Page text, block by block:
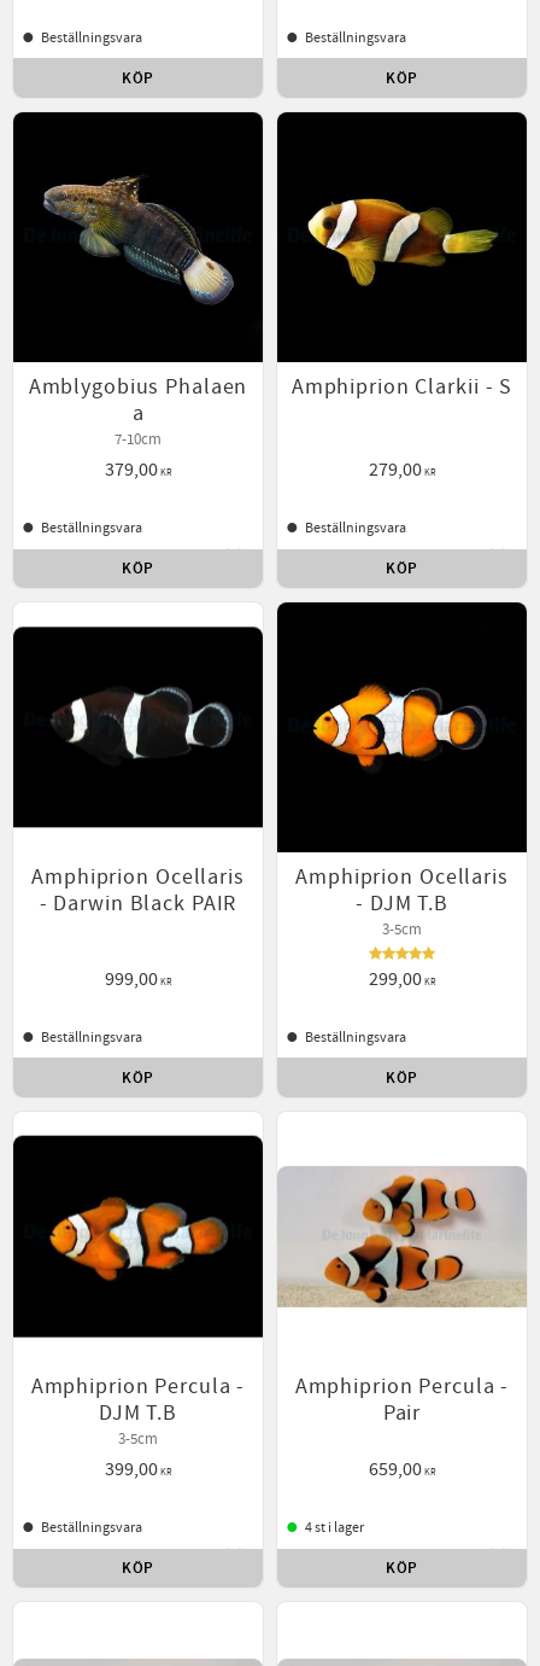
Beställningsvara
KÖP
Beställningsvara
KÖP
Amblygobius Phalaen
a
7-10cm
379,00KR
Beställningsvara
KÖP
Amphiprion Clarkii - S
279,00KR
Beställningsvara
KÖP
Amphiprion Ocellaris
- Darwin Black PAIR
999,00KR
Beställningsvara
KÖP
Amphiprion Ocellaris
- DJM T.B
3-5cm
299,00KR
Beställningsvara
KÖP
Amphiprion Percula -
DJM T.B
3-5cm
399,00KR
Beställningsvara
KÖP
Amphiprion Percula -
Pair
659,00KR
4 st i lager
KÖP